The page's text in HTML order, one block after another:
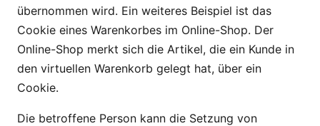
übernommen wird. Ein weiteres Beispiel ist das
Cookie eines Warenkorbes im Online-Shop. Der
Online-Shop merkt sich die Artikel, die ein Kunde in
den virtuellen Warenkorb gelegt hat, über ein
Cookie.
Die betroffene Person kann die Setzung von